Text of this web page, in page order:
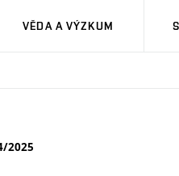
VĚDA A VÝZKUM
2025